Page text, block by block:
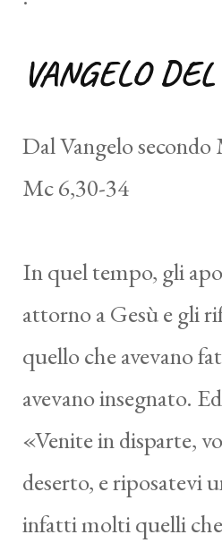
VANGELO
Dal Vangelo secondo
Mc 6,30-34
In quel tempo, gli
attorno a Gesù e gli
quello che avevano
avevano insegnato.
«Venite in disparte,
deserto, e riposatevi
infatti molti quelli